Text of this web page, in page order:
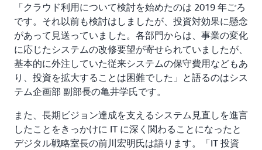
「クラウド利用について検討を始めたのは 2019 年ごろ
です。それ以前も検討はしましたが、投資対効果に懸念
があって見送っていました。各部門からは、事業の変化
に応じたシステムの改修要望が寄せられていましたが、
基本的に外注していた従来システムの保守費用などもあ
り、投資を拡大することは困難でした」と語るのはシス
テム企画部 副部長の亀井学氏です。
また、長期ビジョン達成を支えるシステム見直しを進言
したことをきっかけに IT に深く関わることになったと
デジタル戦略室長の前川宏明氏は語ります。「IT 投資